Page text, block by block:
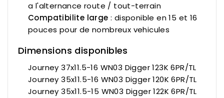
a l'alternance route / tout-terrain
Compatibilite large : disponible en 15 et 16
pouces pour de nombreux vehicules
Dimensions disponibles
Journey 37x11.5-16 WN03 Digger 123K 6PR/TL
Journey 35x11.5-16 WN03 Digger 120K 6PR/TL
Journey 35x11.5-15 WN03 Digger 122K 6PR/TL